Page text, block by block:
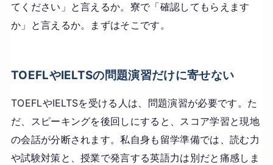
てください」と言えるか。寮で「確認してもらえます
か」と言えるか。まずはそこです。
TOEFLやIELTSの問題演習だけに寄せない
TOEFLやIELTSを受ける人は、問題演習が必要です。た
だ、スピーキングを後回しにすると、スコア学習と現地
の会話が分断されます。私自身も留学準備では、読む力
や試験対策と、授業で発言する英語力は別だと痛感しま